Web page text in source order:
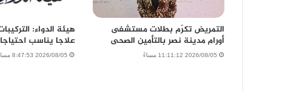
التمريض تكرّم بطلات مستشفى
أورام مدينة نصر بالتأمين الصحى
2026/08/05 11:11:12 مساءً
هيئة الدواء:
علاجا يناسب
2026/08/05 8:47:53 مساءً